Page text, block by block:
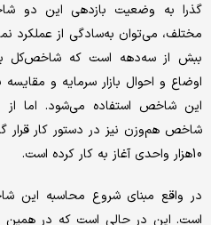
گذرا به وضعیت بازدهی این دو
مختلف، می‌‌‌توان به‌سادگی از عملکرد
ببش از سه‌دهه‌‌‌ است که شاخص‌‌‌کل
اوضاع و احوال بازار سرمایه و مقایسه
شاخص هم‌‌‌‌‌‌‌‌‌‌‌‌‌‌‌‌‌‌‌‌‌وزن نیز در دستور کار
10‌‌‌‌هزار واحدی آغاز به‌‌‌ کار کرده است.
است. این در حالی است که در همین